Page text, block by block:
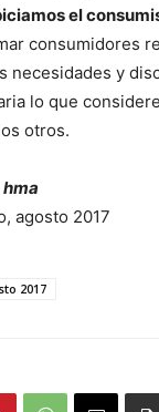
el
consumidores
necesidades y
lo que
otros.
agosto 2017
2017